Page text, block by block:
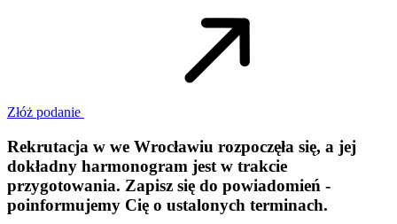
Złóż podanie
Rekrutacja w we Wrocławiu rozpoczęła się, a jej
dokładny harmonogram jest w trakcie
przygotowania. Zapisz się do powiadomień -
poinformujemy Cię o ustalonych terminach.